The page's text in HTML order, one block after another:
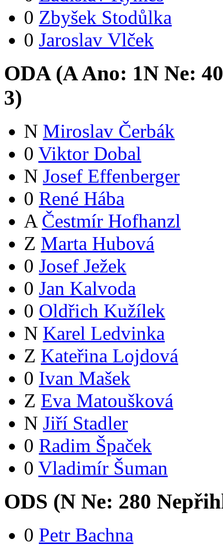
0 Zbyšek Stodůlka
0 Jaroslav Vlček
ODA (AAno: 1N Ne: 40
3)
N Miroslav Čerbák
0 Viktor Dobal
N Josef Effenberger
0 René Hába
A Čestmír Hofhanzl
Z Marta Hubová
0 Josef Ježek
0 Jan Kalvoda
0 Oldřich Kužílek
N Karel Ledvinka
Z Kateřina Lojdová
0 Ivan Mašek
Z Eva Matoušková
N Jiří Stadler
0 Radim Špaček
0 Vladimír Šuman
ODS (N Ne: 280
0 Petr Bachna